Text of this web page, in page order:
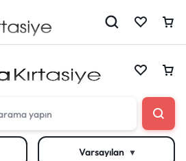
Çantan boşVarsayılan